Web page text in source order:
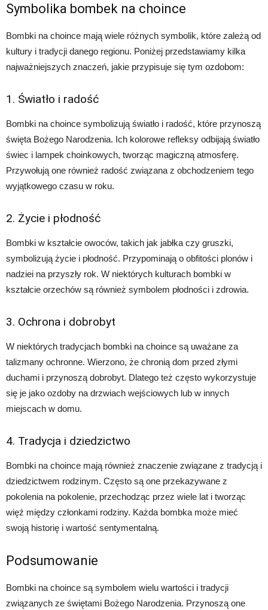
Symbolika bombek na choince
Bombki na choince mają wiele różnych symbolik, które zależą od
kultury i tradycji danego regionu. Poniżej przedstawiamy kilka
najważniejszych znaczeń, jakie przypisuje się tym ozdobom:
1. Światło i radość
Bombki na choince symbolizują światło i radość, które przynoszą
święta Bożego Narodzenia. Ich kolorowe refleksy odbijają światło
świec i lampek choinkowych, tworząc magiczną atmosferę.
Przywołują one również radość związana z obchodzeniem tego
wyjątkowego czasu w roku.
2. Życie i płodność
Bombki w kształcie owoców, takich jak jabłka czy gruszki,
symbolizują życie i płodność. Przypominają o obfitości plonów i
nadziei na przyszły rok. W niektórych kulturach bombki w
kształcie orzechów są również symbolem płodności i zdrowia.
3. Ochrona i dobrobyt
W niektórych tradycjach bombki na choince są uważane za
talizmany ochronne. Wierzono, że chronią dom przed złymi
duchami i przynoszą dobrobyt. Dlatego też często wykorzystuje
się je jako ozdoby na drzwiach wejściowych lub w innych
miejscach w domu.
4. Tradycja i dziedzictwo
Bombki na choince mają również znaczenie związane z tradycją i
dziedzictwem rodzinym. Często są one przekazywane z
pokolenia na pokolenie, przechodząc przez wiele lat i tworząc
więź między członkami rodziny. Każda bombka może mieć
swoją historię i wartość sentymentalną.
Podsumowanie
Bombki na choince są symbolem wielu wartości i tradycji
związanych ze świętami Bożego Narodzenia. Przynoszą one